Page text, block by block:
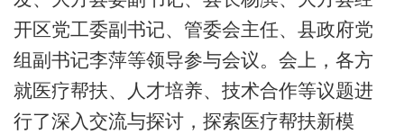
开区党工委副书记、管委会主任、县政府党
组副书记李萍等领导参与会议。会上，各方
就医疗帮扶、人才培养、技术合作等议题进
行了深入交流与探讨，探索医疗帮扶新模